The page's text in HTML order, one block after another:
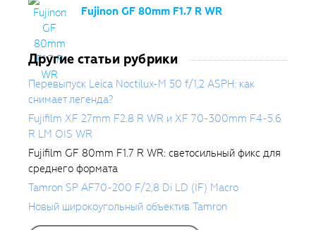
Fujinon GF 80mm F1.7 R WR
Другие статьи рубрики
Перевыпуск Leica Noctilux-M 50 f/1,2 ASPH: как
снимает легенда?
Fujifilm XF 27mm F2.8 R WR и XF 70-300mm F4-5.6
R LM OIS WR
Fujifilm GF 80mm F1.7 R WR: светосильный фикс для
среднего формата
Tamron SP AF70-200 F/2,8 Di LD (IF) Macro
Новый широкоугольный объектив Tamron